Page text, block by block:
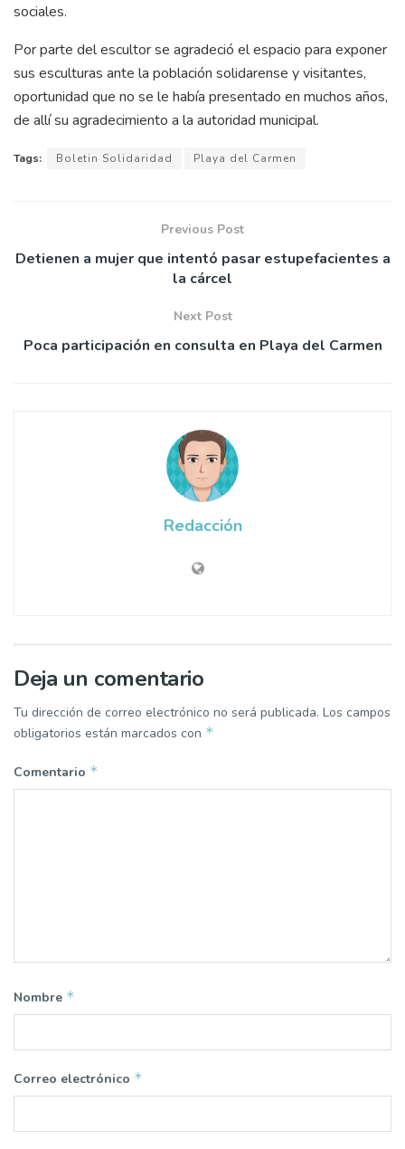
sociales.
Por parte del escultor se agradeció el espacio para exponer
sus esculturas ante la población solidarense y visitantes,
oportunidad que no se le había presentado en muchos años,
de allí su agradecimiento a la autoridad municipal.
Tags: Boletin Solidaridad Playa del Carmen
Previous Post
Detienen a mujer que intentó pasar estupefacientes a
la cárcel
Next Post
Poca participación en consulta en Playa del Carmen
Redacción
Deja un comentario
Tu dirección de correo electrónico no será publicada. Los campos
obligatorios están marcados con *
Comentario *
Nombre *
Correo electrónico *